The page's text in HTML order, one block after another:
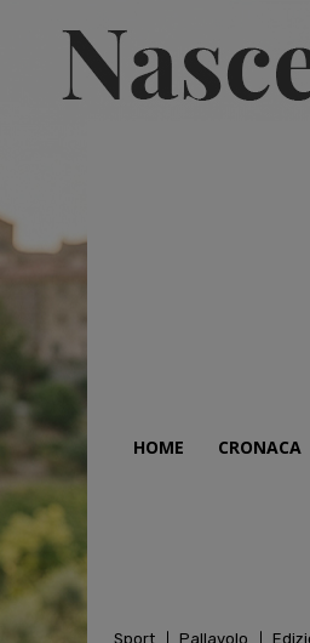
HOME CRONACA
Sport Pallavolo